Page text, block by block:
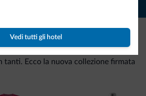
Vedi tutti gli hotel
la nuova collezione
tanti. Ecco la nuova collezione firmata